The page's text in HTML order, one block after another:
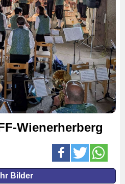
Wienerherberg
Bilder